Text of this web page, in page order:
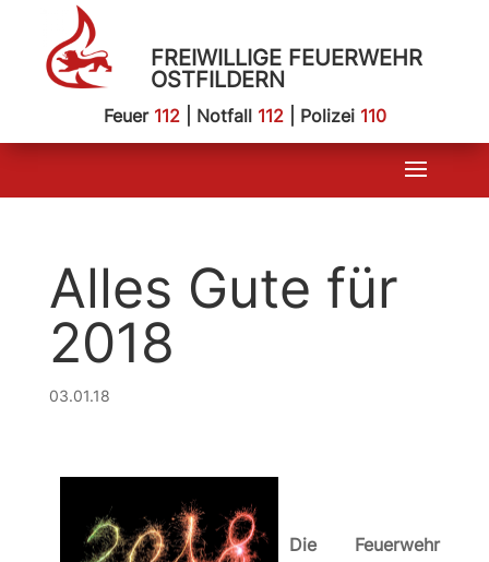
FREIWILLIGE FEUERWEHR
OSTFILDERN
Feuer 112| Notfall 112| Polizei 110
Alles Gute für
2018
03.01.18
Die Feuerwehr